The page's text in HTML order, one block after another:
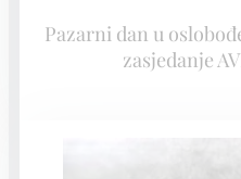
Pazarni dan u
zasjedanje